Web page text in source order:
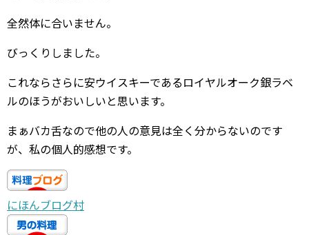
全然体に合いません。
びっくりしました。
これならさらに安ウイスキーであるロイヤルオーク銀ラベ
ルのほうがおいしいと思います。
まぁバカ舌なので他の人の意見は全く分からないのです
が、私の個人的感想です。
にほんブログ村